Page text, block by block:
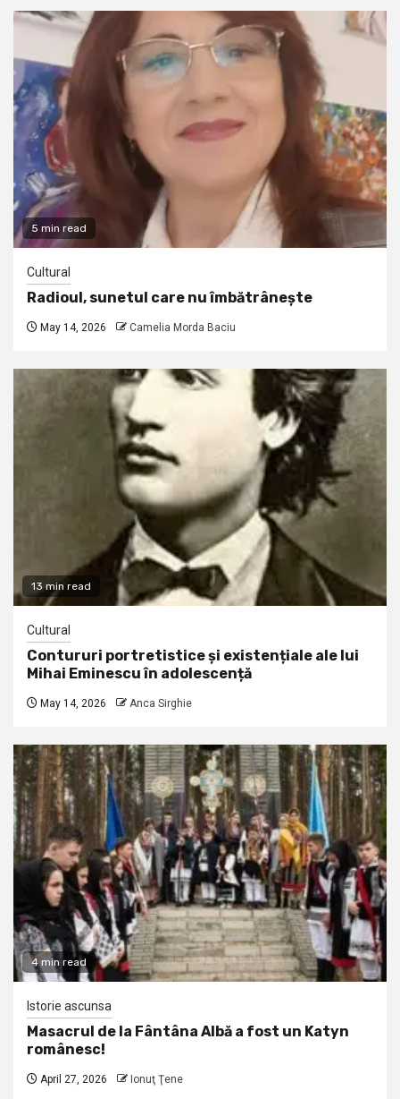
5 min read
Cultural
Radioul, sunetul care nu îmbătrânește
May 14, 2026 Camelia Morda Baciu
13 min read
Cultural
Contururi portretistice și existențiale ale lui
Mihai Eminescu în adolescență
May 14, 2026 Anca Sirghie
4 min read
Istorie ascunsa
Masacrul de la Fântâna Albă a fost un Katyn
românesc!
April 27, 2026 Ionuţ Ţene